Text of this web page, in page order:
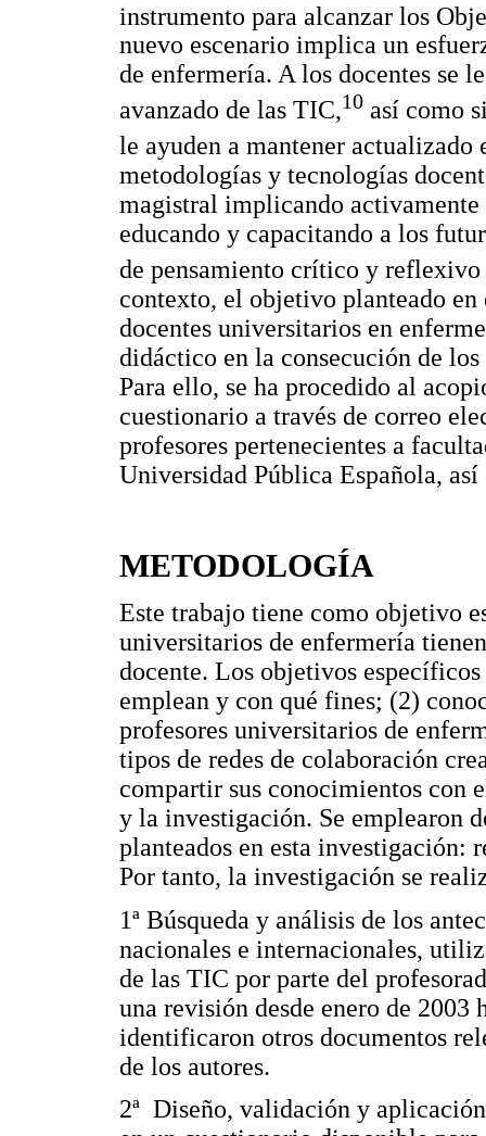
instrumento para alcanzar los
nuevo escenario implica un
de enfermería. A los docentes se
avanzado de las TIC,10 así como
le ayuden a mantener
metodologías y tecnologías
magistral implicando
educando y capacitando a los
de pensamiento crítico y
contexto, el objetivo planteado
docentes universitarios en
didáctico en la consecución de
Para ello, se ha procedido al
cuestionario a través de correo
profesores pertenecientes a
Universidad Pública Española,
METODOLOGÍA
Este trabajo tiene como objetivo
universitarios de enfermería
docente. Los objetivos
emplean y con qué fines; (2)
profesores universitarios de
tipos de redes de colaboración
compartir sus conocimientos con
y la investigación. Se emplearon
planteados en esta
Por tanto, la investigación se
1ª Búsqueda y análisis de los
nacionales e internacionales,
de las TIC por parte del
una revisión desde enero de 2003
identificaron otros documentos
de los autores.
2ª Diseño, validación y